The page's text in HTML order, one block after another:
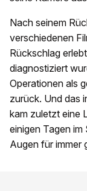
Nach seinem
verschiedenen
Rückschlag
diagnostiziert
Operationen als
zurück. Und das
kam zuletzt eine
einigen Tagen im
Augen für immer